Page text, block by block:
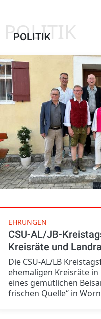
POLITIK
POLITIK
EHRUNGEN
CSU-AL/JB-
Kreisräte und
Die CSU-AL/LB
ehemaligen Kreisräte
eines gemütlichen
frischen Quelle“ in